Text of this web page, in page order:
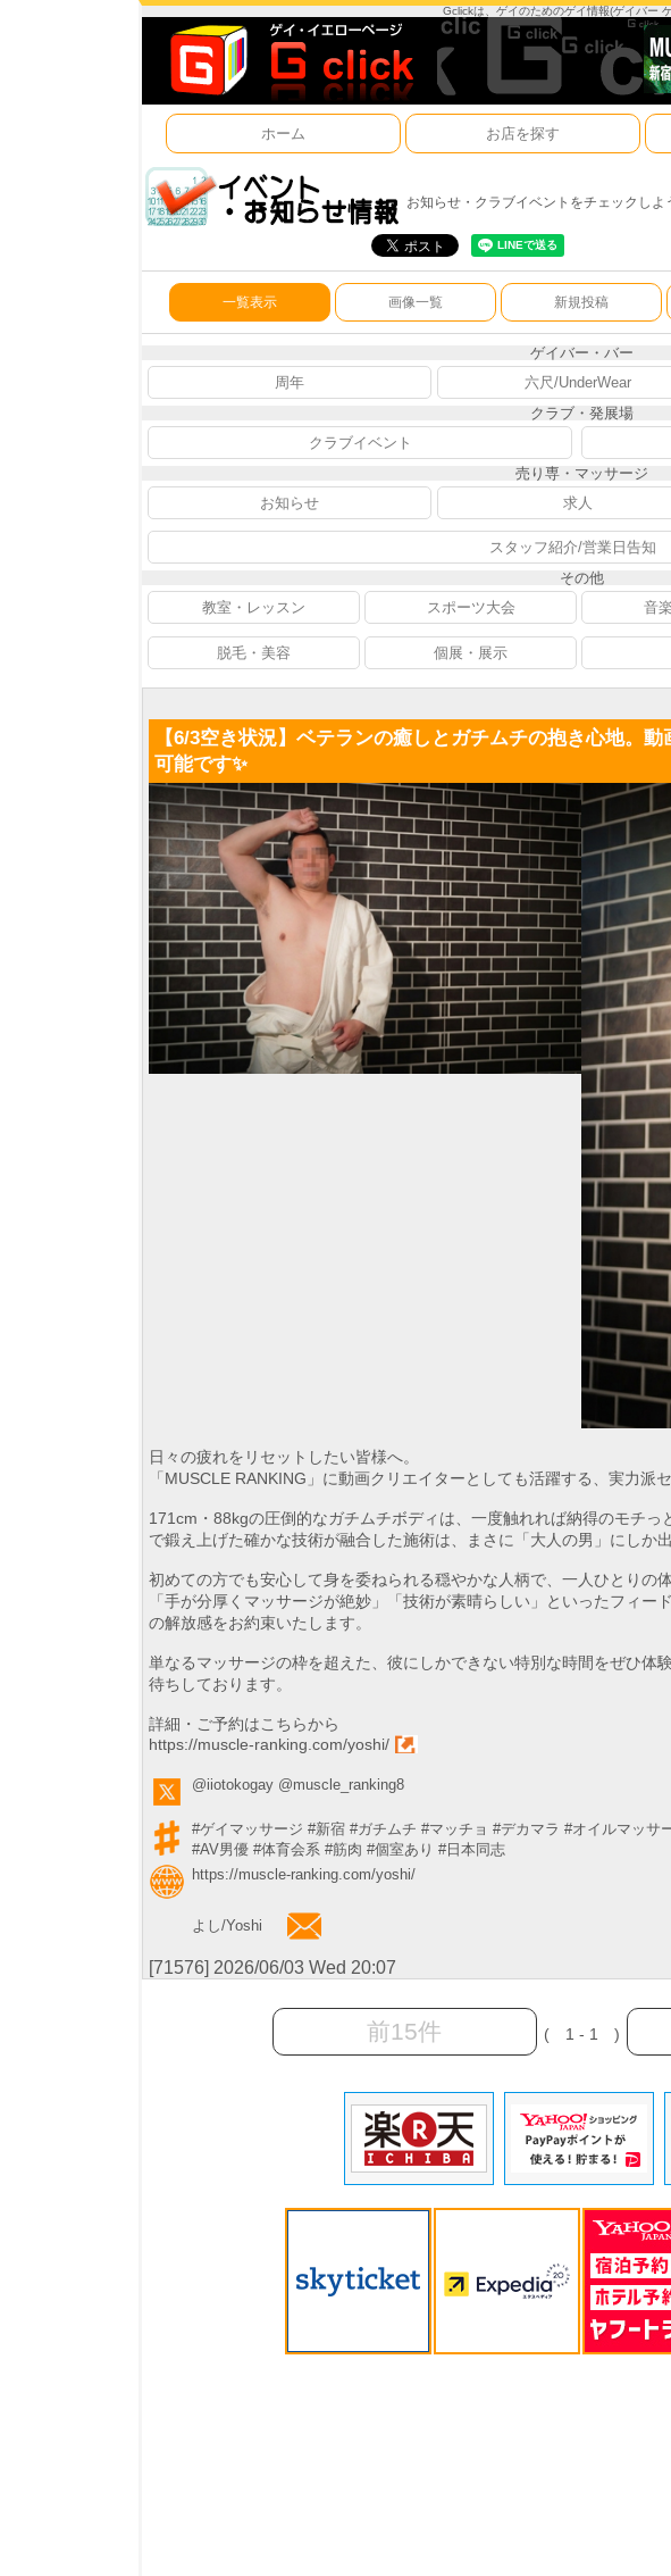
Gclickは、ゲイのためのゲイ情報(ゲイバー
ホーム お店を探す
お知らせ・クラブイベントをチェックしよ
一覧表示 画像一覧 新規投稿
ゲイバー・バー
周年
六尺/UnderWear
クラブ・発展場
クラブイベント
売り専・マッサージ
お知らせ
求人
スタッフ紹介/営業日告知
その他
教室・レッスン
スポーツ大会 音
脱毛・美容 個展・展示
【6/3空き状況】ベテランの癒しとガチムチの抱き心地。
可能です✨
日々の疲れをリセットしたい皆様へ。
「MUSCLE RANKING」に動画クリエイターとしても活躍する、実力派
171cm・88kgの圧倒的なガチムチボディは、一度触れれば納得のモチ
で鍛え上げた確かな技術が融合した施術は、まさに「大人の男」にしか
初めての方でも安心して身を委ねられる穏やかな人柄で、一人ひとりの
「手が分厚くマッサージが絶妙」「技術が素晴らしい」といったフィー
の解放感をお約束いたします。
単なるマッサージの枠を超えた、彼にしかできない特別な時間をぜひ体
待ちしております。
詳細・ご予約はこちらから
https://muscle-ranking.com/yoshi/
@iiotokogay @muscle_ranking8
#ゲイマッサージ #新宿 #ガチムチ #マッチョ #デカマラ #オイルマッサ
#AV男優 #体育会系 #筋肉 #個室あり #日本同志
https://muscle-ranking.com/yoshi/
よし/Yoshi
[71576] 2026/06/03 Wed 20:07
前15件 ( 1 - 1 )